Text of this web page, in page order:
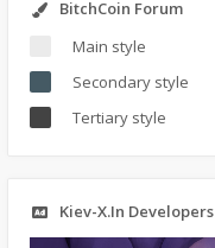
BitchCoin Forum
Main style
Secondary style
Tertiary style
Kiev-X.In Developers